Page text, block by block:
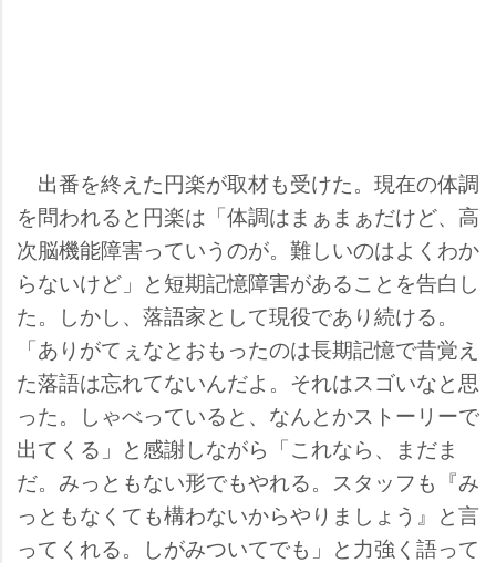
出番を終えた円楽が取材も受けた。現在の体調
を問われると円楽は「体調はまぁまぁだけど、高
次脳機能障害っていうのが。難しいのはよくわか
らないけど」と短期記憶障害があることを告白し
た。しかし、落語家として現役であり続ける。
「ありがてぇなとおもったのは長期記憶で昔覚え
た落語は忘れてないんだよ。それはスゴいなと思
った。しゃべっていると、なんとかストーリーで
出てくる」と感謝しながら「これなら、まだま
だ。みっともない形でもやれる。スタッフも『み
っともなくても構わないからやりましょう』と言
ってくれる。しがみついてでも」と力強く語って